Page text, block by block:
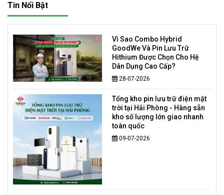
Tin Nổi Bật
Vì Sao Combo Hybrid
GoodWe Và Pin Lưu Trữ
Hithium Được Chọn Cho Hệ
Dân Dụng Cao Cấp?
28-07-2026
Tổng kho pin lưu trữ điện mặt
trời tại Hải Phòng - Hàng sẵn
kho số lượng lớn giao nhanh
toàn quốc
09-07-2026